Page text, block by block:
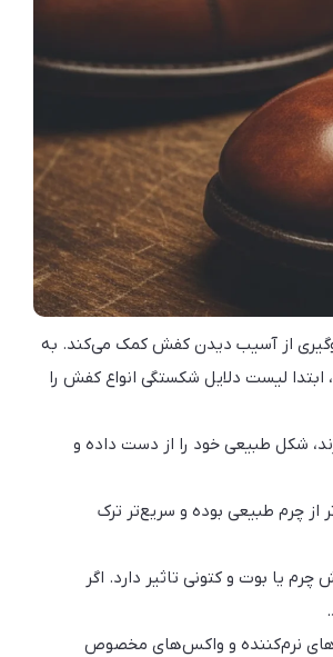
از آسیب دیدن کفش کمک می‌کند. به
لیست دلایل شکستگی انواع کفش را
شکل طبیعی خود را از دست داده و
چرم طبیعی بوده و سریع‌تر ترک
یا بوت و کتونی تاثیر دارد. اگر
نرم‌کننده و واکس‌های مخصوص